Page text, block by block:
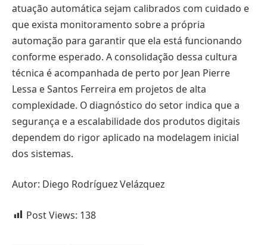
atuação automática sejam calibrados com cuidado e
que exista monitoramento sobre a própria
automação para garantir que ela está funcionando
conforme esperado. A consolidação dessa cultura
técnica é acompanhada de perto por Jean Pierre
Lessa e Santos Ferreira em projetos de alta
complexidade. O diagnóstico do setor indica que a
segurança e a escalabilidade dos produtos digitais
dependem do rigor aplicado na modelagem inicial
dos sistemas.
Autor: Diego Rodríguez Velázquez
Post Views: 138